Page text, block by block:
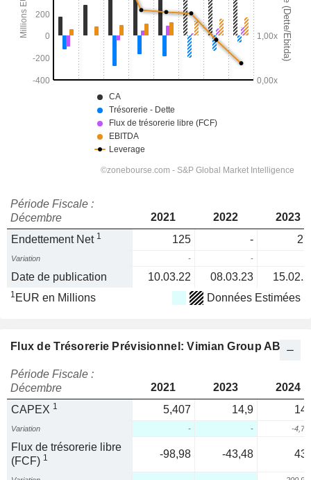
Période Fiscale :
Décembre
2021 2022
2023
Endettement Net 1 125 -
Variation - -
Date de publication 10.03.22 08.03.23
1 EUR en Millions Données Estimées
Flux de Trésorerie Prévisionnel: Vimian Group AB
Période Fiscale :
Décembre
2021 2023
2024
CAPEX 1 5,407 14,9
Variation - - -
Flux de trésorerie libre
(FCF) 1 -98,98 -43,48